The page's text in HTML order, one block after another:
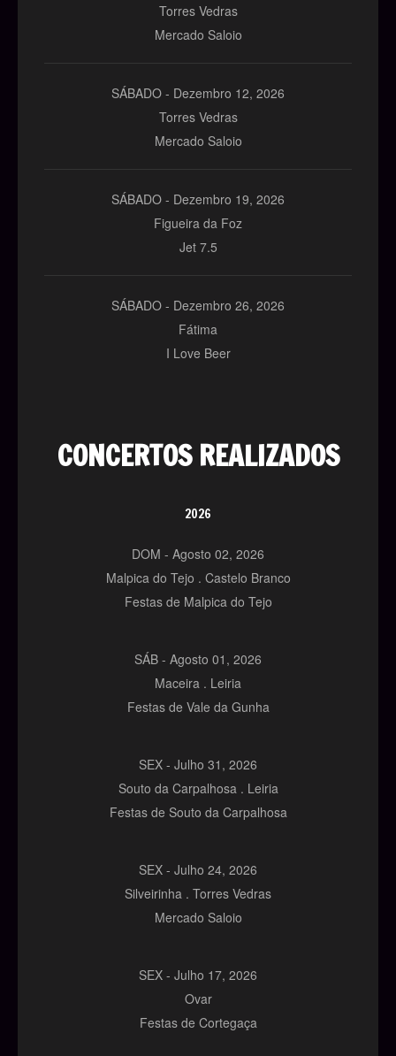
Torres Vedras
Mercado Saloio
SÁBADO - Dezembro 12, 2026
Torres Vedras
Mercado Saloio
SÁBADO - Dezembro 19, 2026
Figueira da Foz
Jet 7.5
SÁBADO - Dezembro 26, 2026
Fátima
I Love Beer
CONCERTOS REALIZADOS
2026
DOM - Agosto 02, 2026
Malpica do Tejo . Castelo Branco
Festas de Malpica do Tejo
SÁB - Agosto 01, 2026
Maceira . Leiria
Festas de Vale da Gunha
SEX - Julho 31, 2026
Souto da Carpalhosa . Leiria
Festas de Souto da Carpalhosa
SEX - Julho 24, 2026
Silveirinha . Torres Vedras
Mercado Saloio
SEX - Julho 17, 2026
Ovar
Festas de Cortegaça